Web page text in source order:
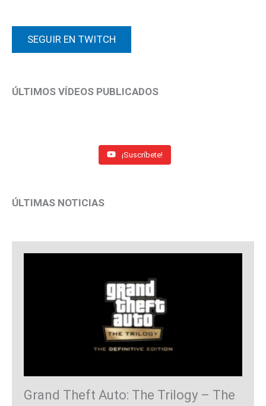
SEGUIR EN TWITCH
ÚLTIMOS VÍDEOS PUBLICADOS
¡Suscríbete!
ÚLTIMAS NOTICIAS
Grand Theft Auto: The Trilogy – The